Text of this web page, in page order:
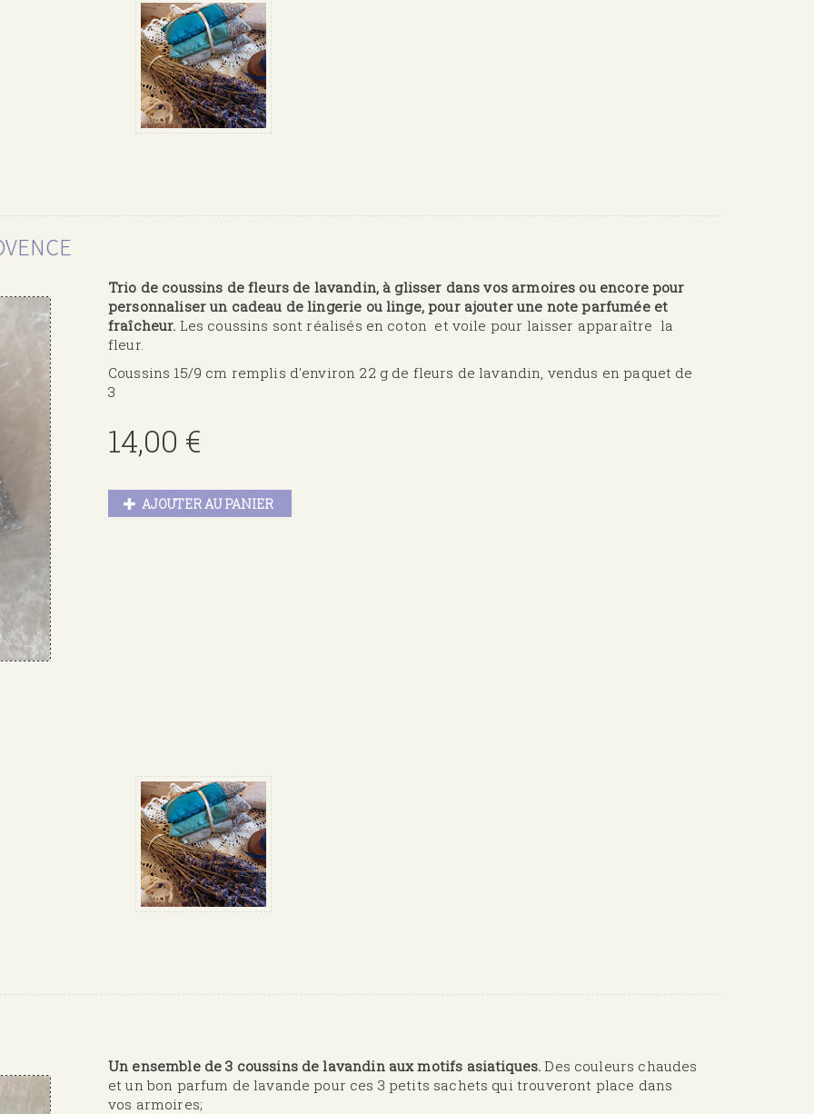
Trio de coussins de fleurs de lavandin, à glisser dans vos armoires ou encore pour
personnaliser un cadeau de lingerie ou linge, pour ajouter une note parfumée et
fraîcheur. Les coussins sont réalisés en coton et voile pour laisser apparaître la
fleur.
Coussins 15/9 cm remplis d'environ 22 g de fleurs de lavandin, vendus en paquet de
3
14,00 €
AJOUTER AU PANIER
Un ensemble de 3 coussins de lavandin aux motifs asiatiques. Des couleurs chaudes
et un bon parfum de lavande pour ces 3 petits sachets qui trouveront place dans
vos armoires;